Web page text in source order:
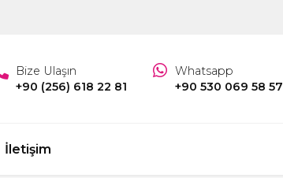
Bize Ulaşın
+90 (256) 618 22 81
Whatsapp
+90 530 069 58 57
İletişim